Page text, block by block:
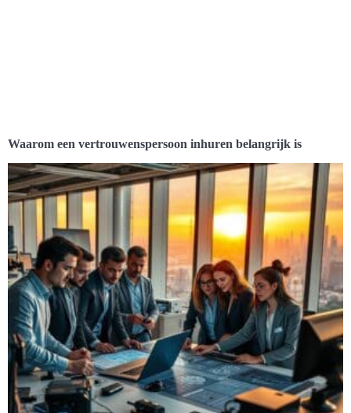
Waarom een vertrouwenspersoon inhuren belangrijk is